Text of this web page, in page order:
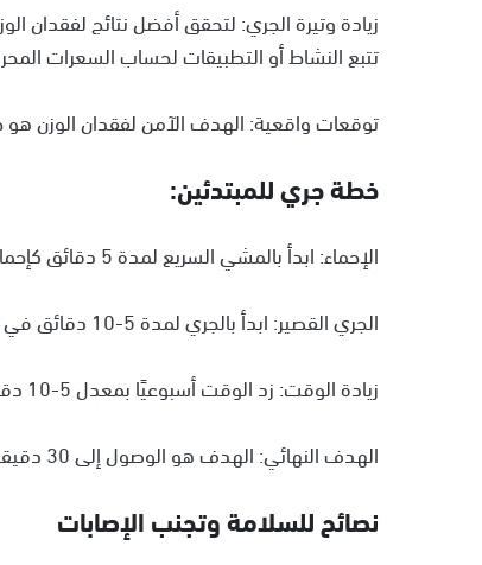
زيادة وتيرة الجري: لتحقق أفضل نتائج لفقدان
تتبع النشاط أو التطبيقات لحساب السعرات
توقعات واقعية: الهدف الآمن لفقدان الوزن
خطة جري للمبتدئين:
الإحماء: ابدأ بالمشي السريع لمدة 5 دقائق كإحماء.
الجري القصير: ابدأ بالجري لمدة 5-10 دقائق في البداية.
زيادة الوقت: زد الوقت أسبوعيًا بمعدل 5-10 دقائق أو أضف جلسة جري ثانية.
الهدف النهائي: الهدف هو الوصول إلى 30 دقيقة من الجري يوميًا، 5 مرات في الأسبوع.
نصائح للسلامة وتجنب الإصابات